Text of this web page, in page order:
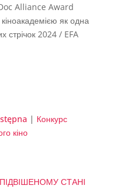
Alliance Award
як одна
стрічок 2024 / EFA
| Конкурс
кіно
СТАНІ